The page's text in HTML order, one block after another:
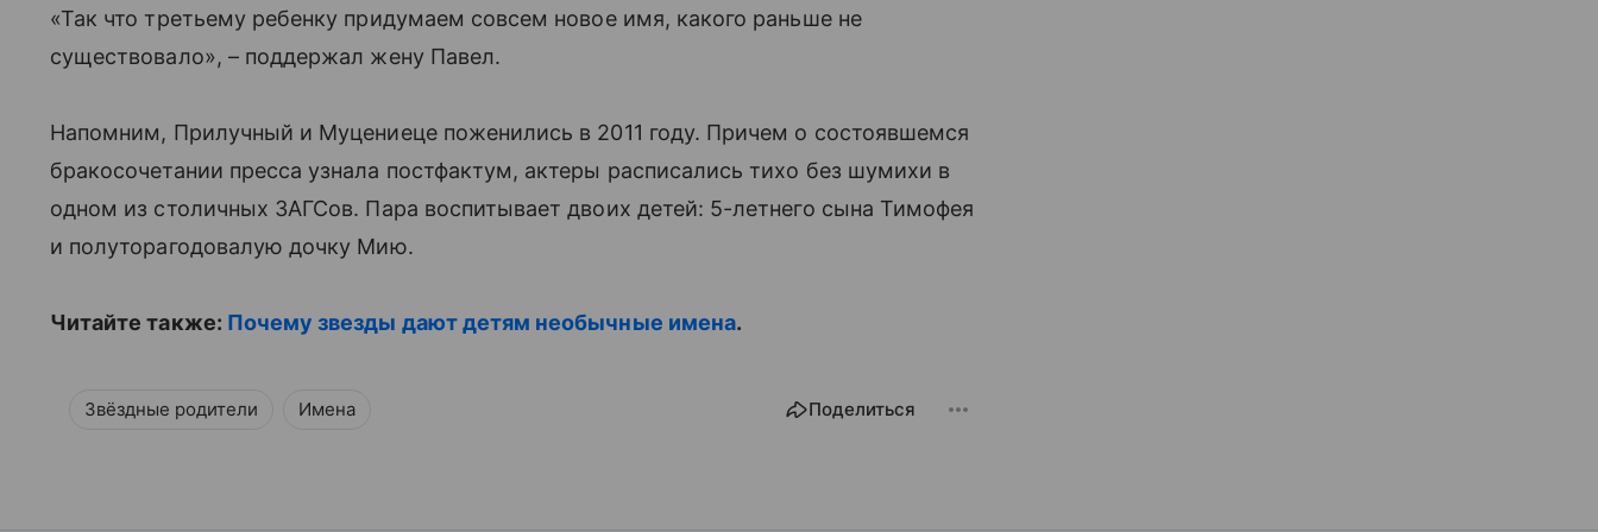
«Так что третьему ребенку придумаем совсем новое имя, какого раньше не
существовало», – поддержал жену Павел.
Напомним, Прилучный и Муцениеце поженились в 2011 году. Причем о состоявшемся
бракосочетании пресса узнала постфактум, актеры расписались тихо без шумихи в
одном из столичных ЗАГСов. Пара воспитывает двоих детей: 5-летнего сына Тимофея
и полуторагодовалую дочку Мию.
Читайте также: Почему звезды дают детям необычные имена.
Звёздные родители Имена Поделиться